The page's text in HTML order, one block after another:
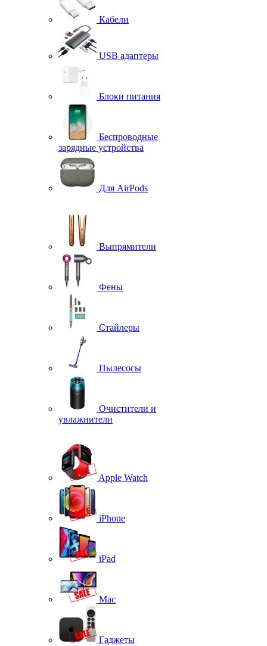
Кабели
USB адаптеры
Блоки питания
Беспроводные
зарядные устройства
Для AirPods
Выпрямители
Фены
Стайлеры
Пылесосы
Очистители и
увлажнители
Apple Watch
iPhone
iPad
Mac
Гаджеты